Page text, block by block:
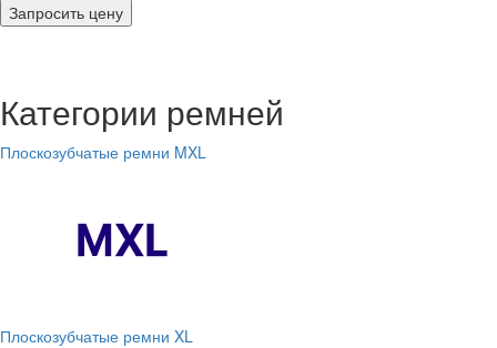
Запросить цену
Категории ремней
Плоскозубчатые ремни MXL
Плоскозубчатые ремни XL